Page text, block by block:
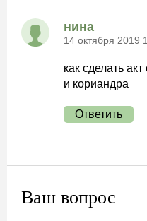
нина
14 октября 2019
как сделать
и кориандра
Ответить
Ваш вопрос